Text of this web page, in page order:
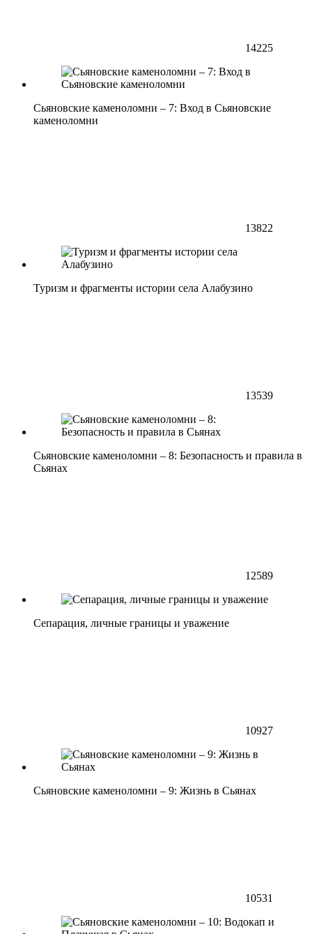
14225
Сьяновские каменоломни – 7: Вход в Сьяновские
каменоломни
13822
Туризм и фрагменты истории села Алабузино
13539
Сьяновские каменоломни – 8: Безопасность и правила в
Сьянах
12589
Сепарация, личные границы и уважение
10927
Сьяновские каменоломни – 9: Жизнь в Сьянах
10531